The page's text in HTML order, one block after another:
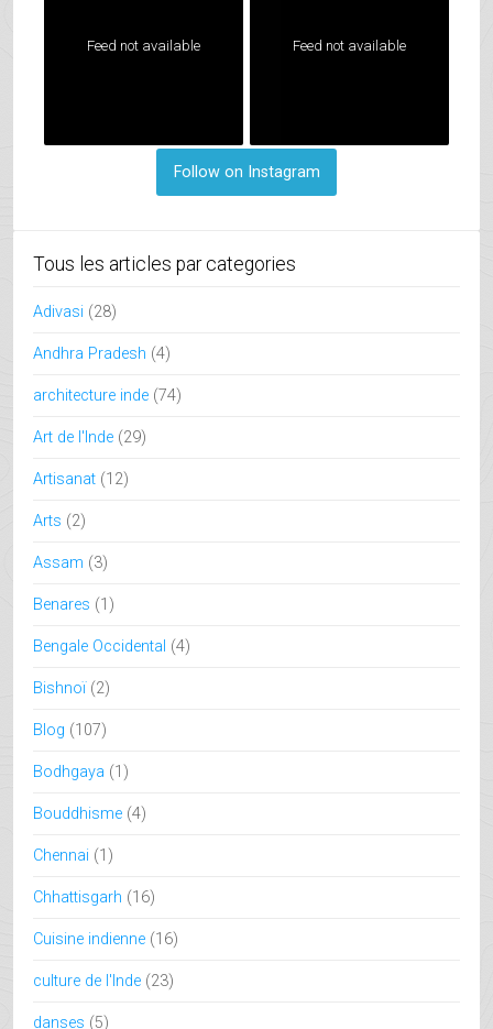
Feed not available Feed not available
Follow on Instagram
Tous les articles par categories
Adivasi (28)
Andhra Pradesh (4)
architecture inde (74)
Art de l'Inde (29)
Artisanat (12)
Arts (2)
Assam (3)
Benares (1)
Bengale Occidental (4)
Bishnoï(2)
Blog (107)
Bodhgaya (1)
Bouddhisme (4)
Chennai (1)
Chhattisgarh (16)
Cuisine indienne (16)
culture de l'Inde (23)
danses (5)